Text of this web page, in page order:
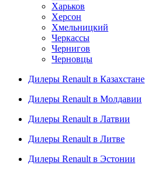
Харьков
Херсон
Хмельницкий
Черкассы
Чернигов
Черновцы
Дилеры Renault в Казахстане
Дилеры Renault в Молдавии
Дилеры Renault в Латвии
Дилеры Renault в Литве
Дилеры Renault в Эстонии